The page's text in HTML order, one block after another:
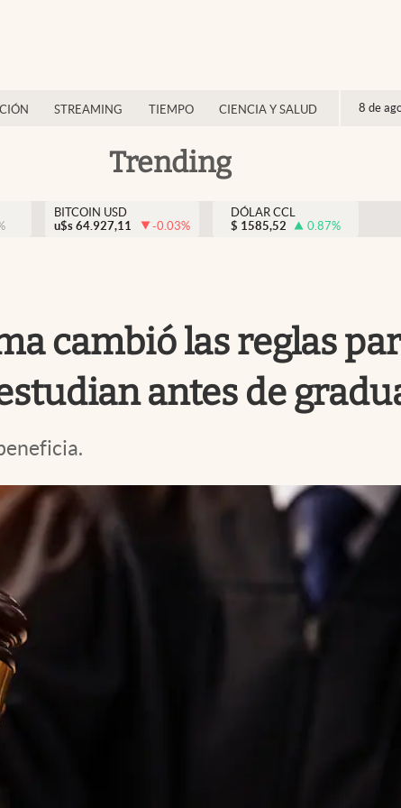
STREAMING TIEMPO CIENCIA Y SALUD 8 de
Trending
BITCOIN USD
u$s 64.927,11 -0.03%
DÓLAR CCL
$ 1585,52 0.87%
cambió las reglas
antes de